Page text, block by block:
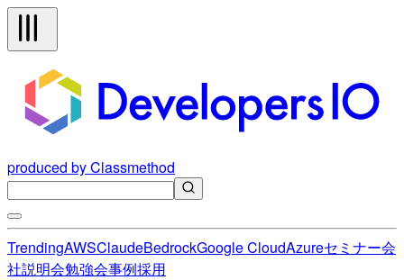
produced by Classmethod
TrendingAWSClaudeBedrockGoogle CloudAzureセミナー会
社説明会勉強会事例採用